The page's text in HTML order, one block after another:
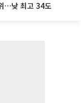
…낮 최고 34도